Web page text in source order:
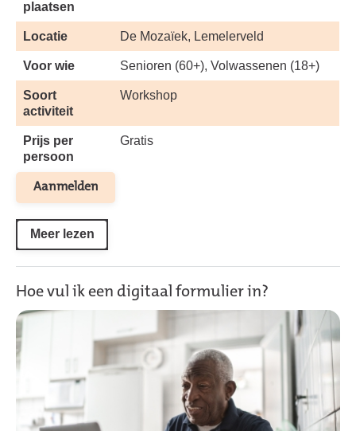
plaatsen
Locatie De Mozaïek, Lemelerveld
Voor wie Senioren (60+), Volwassenen (18+)
Soort
activiteit
Workshop
Prijs per
persoon
Gratis
Aanmelden
Meer lezen
Hoe vul ik een digitaal formulier in?